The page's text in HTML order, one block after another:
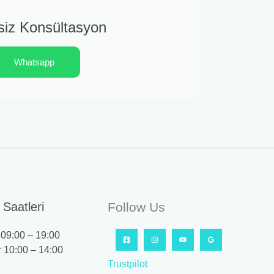
Konsültasyon
Whatsapp
Saatleri
– 19:00
10:00 – 14:00
Follow Us
Trustpilot